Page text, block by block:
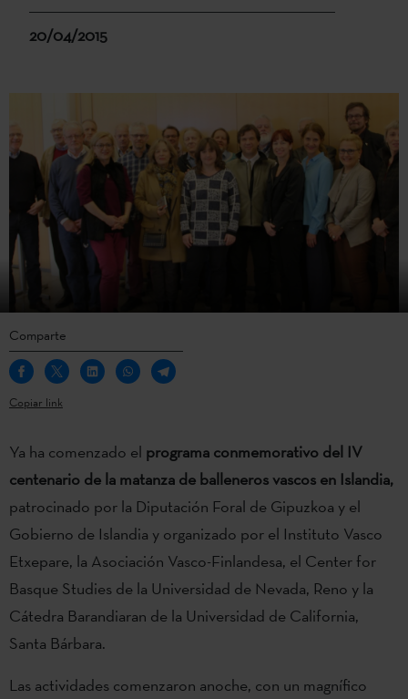
20/04/2015
Comparte
Copiar link
Ya ha comenzado el programa conmemorativo del IV
centenario de la matanza de balleneros vascos en Islandia,
patrocinado por la Diputación Foral de Gipuzkoa y el
Gobierno de Islandia y organizado por el Instituto Vasco
Etxepare, la Asociación Vasco-Finlandesa, el Center for
Basque Studies de la Universidad de Nevada, Reno y la
Cátedra Barandiaran de la Universidad de California,
Santa Bárbara.
Las actividades comenzaron anoche, con un magnífico